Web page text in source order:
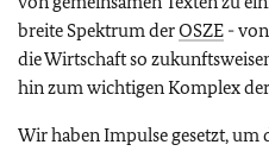
breite Spektrum derOSZE -
die Wirtschaft so
hin zum wichtigen Komplex
Wir haben Impulse gesetzt, um